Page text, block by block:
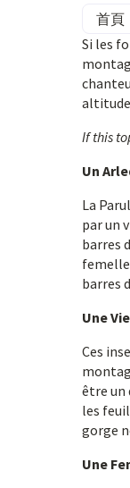
首頁
Si les
If this
Un
La
par un
barres
barres
Une
Ces
être un
les
gorge
Une